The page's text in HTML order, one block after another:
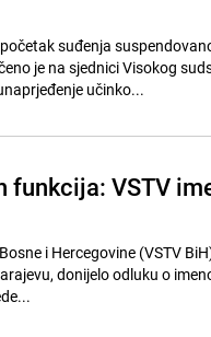
suđenja
je na sjednici Visokog
učinko...
funkcija: VSTV
i Hercegovine (VSTV
donijelo odluku o